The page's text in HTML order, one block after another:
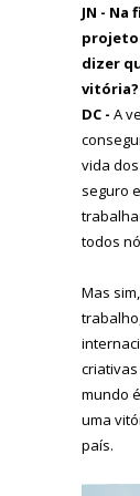
JN -
dizer
vitória?
DC - A
vida
seguro
todos
Mas
mundo
uma
país.